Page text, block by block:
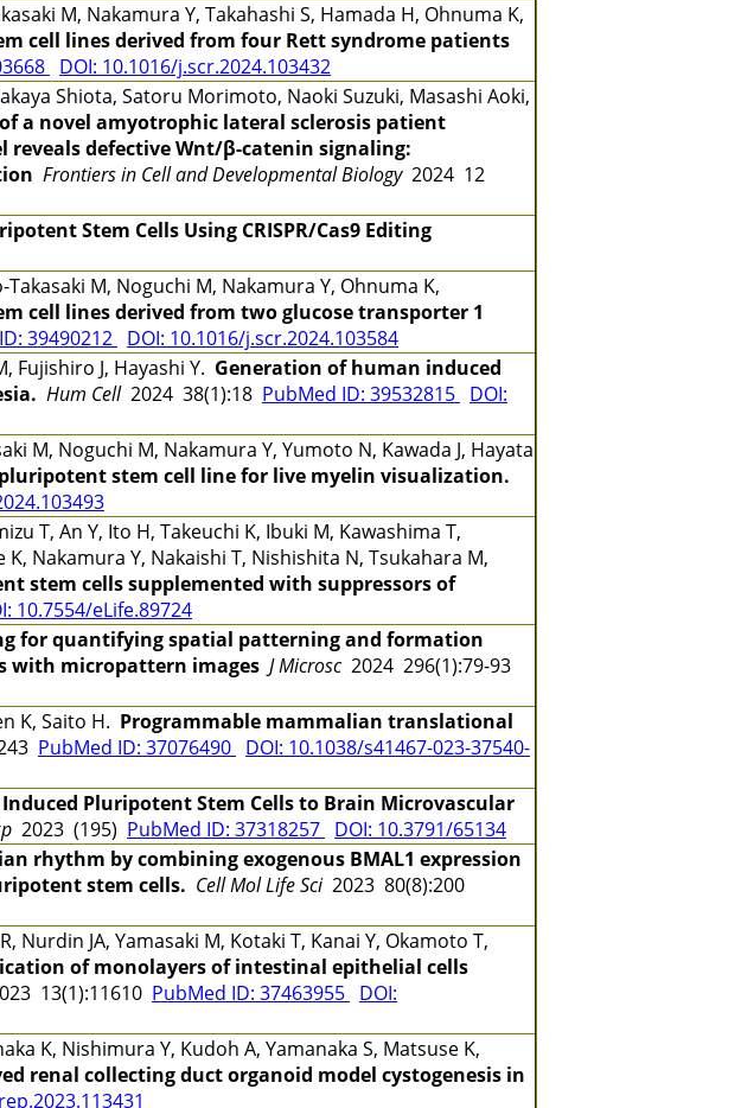
M, Nakamura Y, Takahashi S, Hamada H, Ohnuma K,
cell lines derived from four Rett syndrome patients
DOI: 10.1016/j.scr.2024.103432
Shiota, Satoru Morimoto, Naoki Suzuki, Masashi Aoki,
a novel amyotrophic lateral sclerosis patient
reveals defective Wnt/β-catenin signaling:
Frontiers in Cell and Developmental Biology2024 12
Stem Cells Using CRISPR/Cas9 Editing
Takasaki M, Noguchi M, Nakamura Y, Ohnuma K,
cell lines derived from two glucose transporter 1
39490212 DOI: 10.1016/j.scr.2024.103584
Fujishiro J, Hayashi Y. Generation of human induced
Hum Cell2024 38(1):18 PubMed ID: 39532815 DOI:
M, Noguchi M, Nakamura Y, Yumoto N, Kawada J, Hayata
stem cell line for live myelin visualization.
T, An Y, Ito H, Takeuchi K, Ibuki M, Kawashima T,
Nakamura Y, Nakaishi T, Nishishita N, Tsukahara M,
stem cells supplemented with suppressors of
10.7554/eLife.89724
for quantifying spatial patterning and formation
with micropattern images J Microsc2024 296(1):79-93
K, Saito H. Programmable mammalian translational
PubMed ID: 37076490 DOI: 10.1038/s41467-023-37540-
Pluripotent Stem Cells to Brain Microvascular
2023 (195) PubMed ID: 37318257 DOI: 10.3791/65134
rhythm by combining exogenous BMAL1 expression
stem cells. Cell Mol Life Sci2023 80(8):200
JA, Yamasaki M, Kotaki T, Kanai Y, Okamoto T,
of monolayers of intestinal epithelial cells
13(1):11610 PubMed ID: 37463955 DOI:
K, Nishimura Y, Kudoh A, Yamanaka S, Matsuse K,
renal collecting duct organoid model cystogenesis in